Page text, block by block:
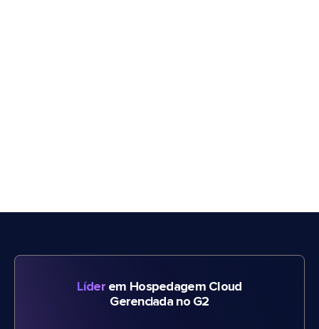
Líderem Hospedagem Cloud
Gerenciada no G2